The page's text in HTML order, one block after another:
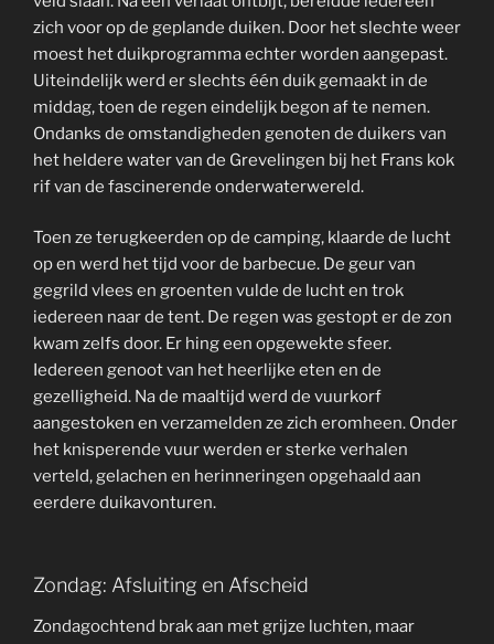
zich voor op de geplande duiken. Door het slechte weer
moest het duikprogramma echter worden aangepast.
Uiteindelijk werd er slechts één duik gemaakt in de
middag, toen de regen eindelijk begon af te nemen.
Ondanks de omstandigheden genoten de duikers van
het heldere water van de Grevelingen bij het Frans kok
rif van de fascinerende onderwaterwereld.
Toen ze terugkeerden op de camping, klaarde de lucht
op en werd het tijd voor de barbecue. De geur van
gegrild vlees en groenten vulde de lucht en trok
iedereen naar de tent. De regen was gestopt er de zon
kwam zelfs door. Er hing een opgewekte sfeer.
Iedereen genoot van het heerlijke eten en de
gezelligheid. Na de maaltijd werd de vuurkorf
aangestoken en verzamelden ze zich eromheen. Onder
het knisperende vuur werden er sterke verhalen
verteld, gelachen en herinneringen opgehaald aan
eerdere duikavonturen.
Zondag: Afsluiting en Afscheid
Zondagochtend brak aan met grijze luchten, maar